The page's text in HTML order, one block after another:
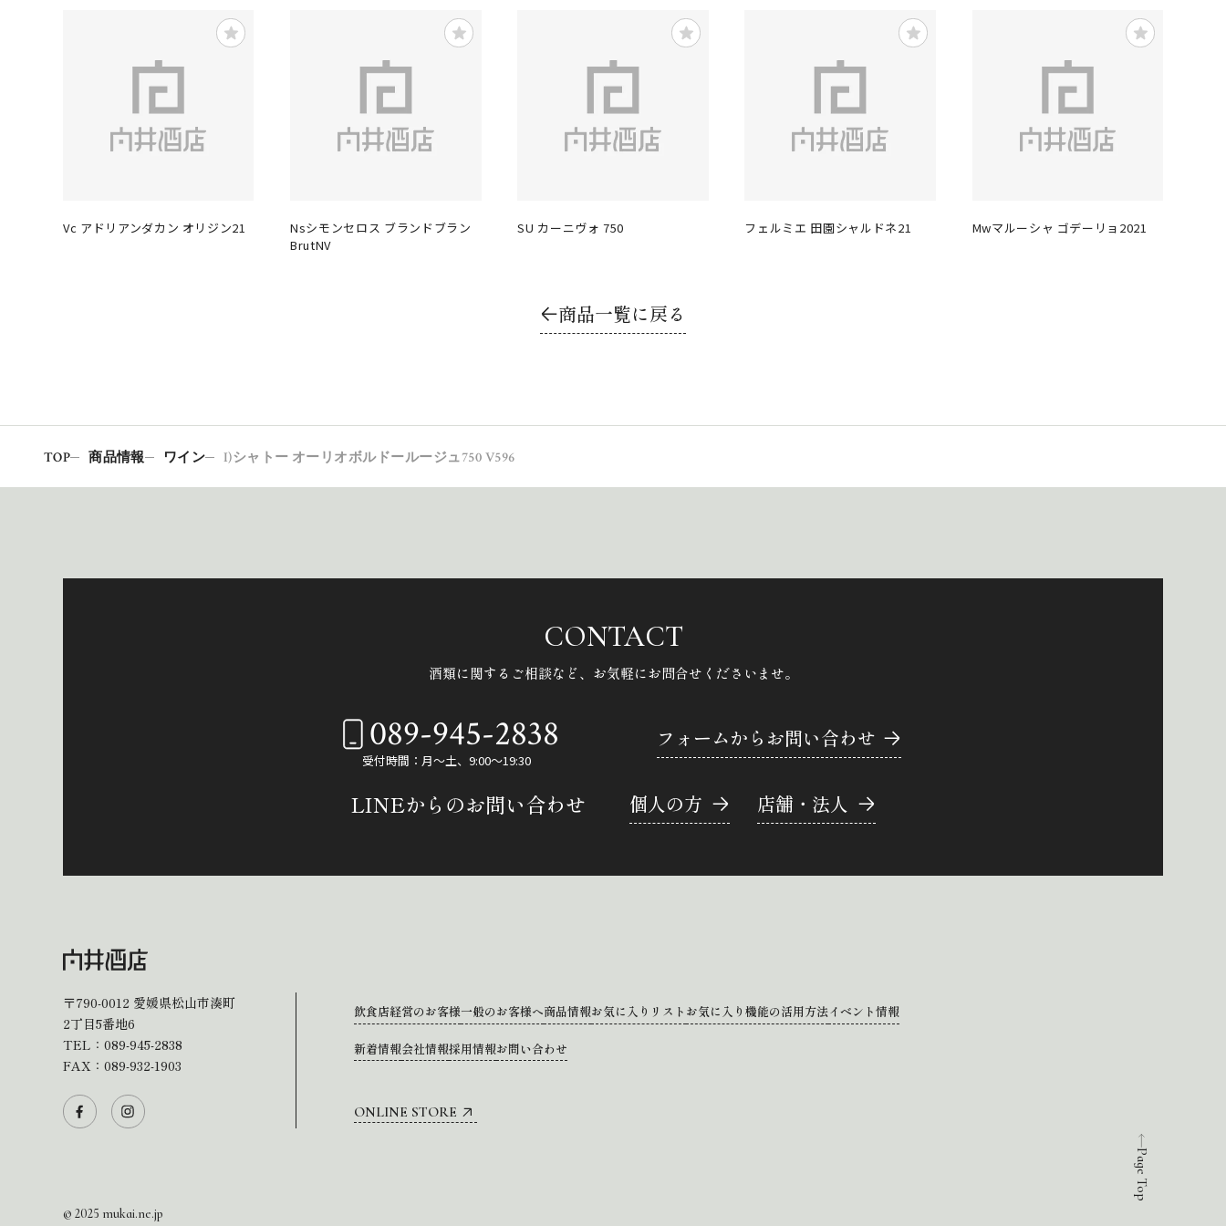
Vc アドリアンダカン オリジン21
Nsシモンセロス ブランドブラン
BrutNV
SU カーニヴォ 750 フェルミエ 田園シャルドネ21 Mwマルーシャ ゴデーリョ2021
商品一覧に戻る
TOP 商品情報 ワイン I)シャトー オーリオボルドールージュ750 V596
Page Top
CONTACT
酒類に関するご相談など、 お気軽にお問合せくださいませ。
089-945-2838
受付時間：月～土、9:00～19:30
フォームからお問い合わせ
LINEからのお問い合わせ 個人の方 店舗・法人
〒790-0012 愛媛県松山市湊町
2丁目5番地6
TEL： 089-945-2838
FAX：089-932-1903
飲食店経営のお客様一般のお客様へ商品情報お気に入りリスト お気に入り機能の活用方法イベント情報
新着情報会社情報採用情報お問い合わせ
ONLINE STORE
© 2025 mukai.ne.jp